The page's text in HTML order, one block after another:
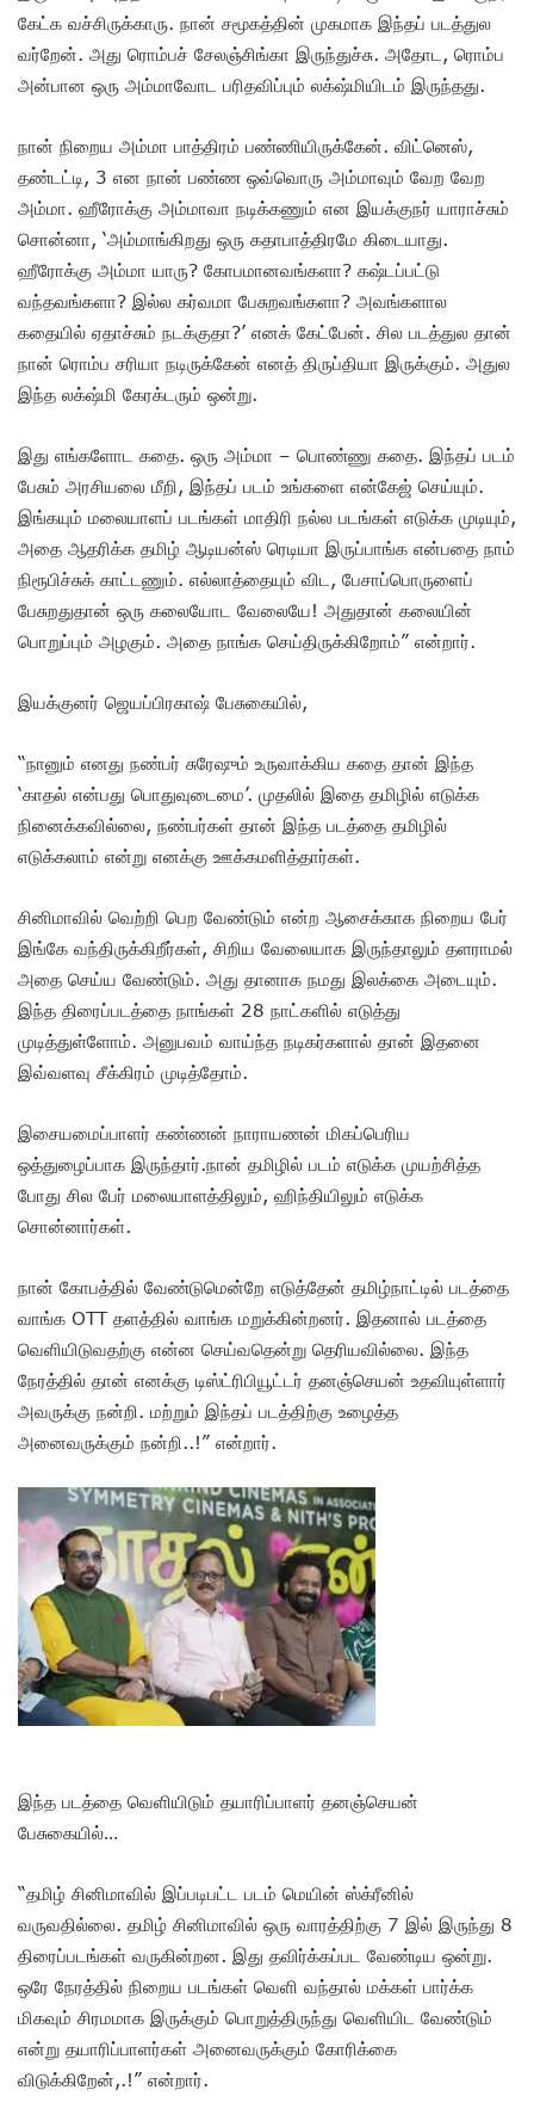
கேட்க வச்சிருக்காரு. நான் சமூகத்தின் முகமாக இந்தப் படத்துல
வர்றேன். அது ரொம்பச் சேலஞ்சிங்கா இருந்துச்சு. அதோட, ரொம்ப
அன்பான ஒரு அம்மாவோட பரிதவிப்பும் லக்‌ஷ்மியிடம் இருந்தது.
நான் நிறைய அம்மா பாத்திரம் பண்ணியிருக்கேன். விட்னெஸ்,
தண்டட்டி, 3 என நான் பண்ண ஒவ்வொரு அம்மாவும் வேற வேற
அம்மா. ஹீரோக்கு அம்மாவா நடிக்கணும் என இயக்குநர் யாராச்சும்
சொன்னா, ‘அம்மாங்கிறது ஒரு கதாபாத்திரமே கிடையாது.
ஹீரோக்கு அம்மா யாரு? கோபமானவங்களா? கஷ்டப்பட்டு
வந்தவங்களா? இல்ல கர்வமா பேசுறவங்களா? அவங்களால
கதையில் ஏதாச்சும் நடக்குதா?’ எனக் கேட்பேன். சில படத்துல தான்
நான் ரொம்ப சரியா நடிருக்கேன் எனத் திருப்தியா இருக்கும். அதுல
இந்த லக்‌ஷ்மி கேரக்டரும் ஒன்று.
இது எங்களோட கதை. ஒரு அம்மா – பொண்ணு கதை. இந்தப் படம்
பேசும் அரசியலை மீறி, இந்தப் படம் உங்களை என்கேஜ் செய்யும்.
இங்கயும் மலையாளப் படங்கள் மாதிரி நல்ல படங்கள் எடுக்க முடியும்,
அதை ஆதரிக்க தமிழ் ஆடியன்ஸ் ரெடியா இருப்பாங்க என்பதை நாம்
நிரூபிச்சுக் காட்டணும். எல்லாத்தையும் விட, பேசாப்பொருளைப்
பேசுறதுதான் ஒரு கலையோட வேலையே! அதுதான் கலையின்
பொறுப்பும் அழகும். அதை நாங்க செய்திருக்கிறோம்” என்றார்.
இயக்குனர் ஜெயப்பிரகாஷ் பேசுகையில்,
“நானும் எனது நண்பர் சுரேஷும் உருவாக்கிய கதை தான் இந்த
‘காதல் என்பது பொதுவுடைமை’. முதலில் இதை தமிழில் எடுக்க
நினைக்கவில்லை, நண்பர்கள் தான் இந்த படத்தை தமிழில்
எடுக்கலாம் என்று எனக்கு ஊக்கமளித்தார்கள்.
சினிமாவில் வெற்றி பெற வேண்டும் என்ற ஆசைக்காக நிறைய பேர்
இங்கே வந்திருக்கிறீர்கள், சிறிய வேலையாக இருந்தாலும் தளராமல்
அதை செய்ய வேண்டும். அது தானாக நமது இலக்கை அடையும்.
இந்த திரைப்படத்தை நாங்கள் 28 நாட்களில் எடுத்து
முடித்துள்ளோம். அனுபவம் வாய்ந்த நடிகர்களால் தான் இதனை
இவ்வளவு சீக்கிரம் முடித்தோம்.
இசையமைப்பாளர் கண்ணன் நாராயணன் மிகப்பெரிய
ஒத்துழைப்பாக இருந்தார்.நான் தமிழில் படம் எடுக்க முயற்சித்த
போது சில பேர் மலையாளத்திலும், ஹிந்தியிலும் எடுக்க
சொன்னார்கள்.
நான் கோபத்தில் வேண்டுமென்றே எடுத்தேன் தமிழ்நாட்டில் படத்தை
வாங்க OTT தளத்தில் வாங்க மறுக்கின்றனர். இதனால் படத்தை
வெளியிடுவதற்கு என்ன செய்வதென்று தெரியவில்லை. இந்த
நேரத்தில் தான் எனக்கு டிஸ்ட்ரிபியூட்டர் தனஞ்செயன் உதவியுள்ளார்
அவருக்கு நன்றி. மற்றும் இந்தப் படத்திற்கு உழைத்த
அனைவருக்கும் நன்றி..!” என்றார்.
இந்த படத்தை வெளியிடும் தயாரிப்பாளர் தனஞ்செயன்
பேசுகையில்…
“தமிழ் சினிமாவில் இப்படிபட்ட படம் மெயின் ஸ்க்ரீனில்
வருவதில்லை. தமிழ் சினிமாவில் ஒரு வாரத்திற்கு 7 இல் இருந்து 8
திரைப்படங்கள் வருகின்றன. இது தவிர்க்கப்பட வேண்டிய ஒன்று.
ஒரே நேரத்தில் நிறைய படங்கள் வெளி வந்தால் மக்கள் பார்க்க
மிகவும் சிரமமாக இருக்கும் பொறுத்திருந்து வெளியிட வேண்டும்
என்று தயாரிப்பாளர்கள் அனைவருக்கும் கோரிக்கை
விடுக்கிறேன்,.!” என்றார்.